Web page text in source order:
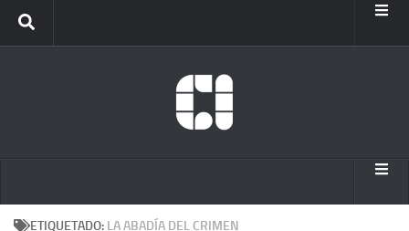
Inicio
ETIQUETADO: LA ABADÍA DEL CRIMEN